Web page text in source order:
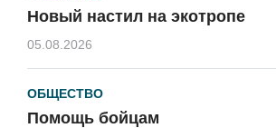
Новый настил на экотропе
05.08.2026
ОБЩЕСТВО
Помощь бойцам